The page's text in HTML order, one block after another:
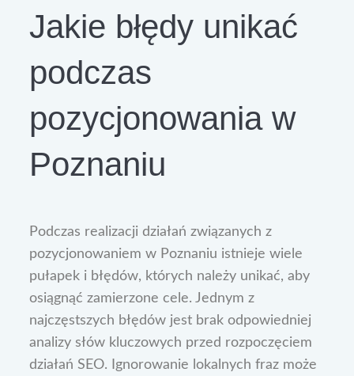
Jakie błędy unikać
podczas
pozycjonowania w
Poznaniu
Podczas realizacji działań związanych z
pozycjonowaniem w Poznaniu istnieje wiele
pułapek i błędów, których należy unikać, aby
osiągnąć zamierzone cele. Jednym z
najczęstszych błędów jest brak odpowiedniej
analizy słów kluczowych przed rozpoczęciem
działań SEO. Ignorowanie lokalnych fraz może